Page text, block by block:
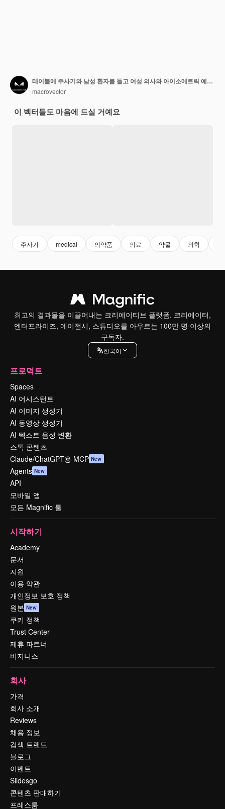
테이블에 주사기와 남성 환자를 들고 여성 의사와 아이소메트릭 예방 접종 색상 구성
macrovector
이 벡터들도 마음에 드실 거예요
주사기 medical 의약품 의료 약물 의학
최고의 결과물을 이끌어내는 크리에이티브 플랫폼. 크리에이터,
엔터프라이즈, 에이전시, 스튜디오를 아우르는 100만 명 이상의
구독자.
한국어
프로덕트
Spaces
AI 어시스턴트
AI 이미지 생성기
AI 동영상 생성기
AI 텍스트 음성 변환
스톡 콘텐츠
Claude/ChatGPT용 MCP New
Agents New
API
모바일 앱
모든 Magnific 툴
시작하기
Academy
문서
지원
이용 약관
개인정보 보호 정책
원본 New
쿠키 정책
Trust Center
제휴 파트너
비지니스
회사
가격
회사 소개
Reviews
채용 정보
검색 트렌드
블로그
이벤트
Slidesgo
콘텐츠 판매하기
프레스룸